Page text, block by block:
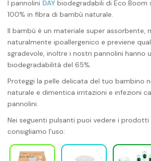
I pannolini DAY biodegradabili di Eco Boom
100% in fibra di bambù naturale.
Il bambù è un materiale super assorbente,
naturalmente ipoallergenico e previene
sgradevole, inoltre i nostri pannolini hanno
biodegradabilità del 65%.
Proteggi la pelle delicata del tuo bambino
naturale e dimentica irritazioni e infezioni
pannolini.
Nei seguenti pulsanti puoi vedere i prodotti
consigliamo l'uso: